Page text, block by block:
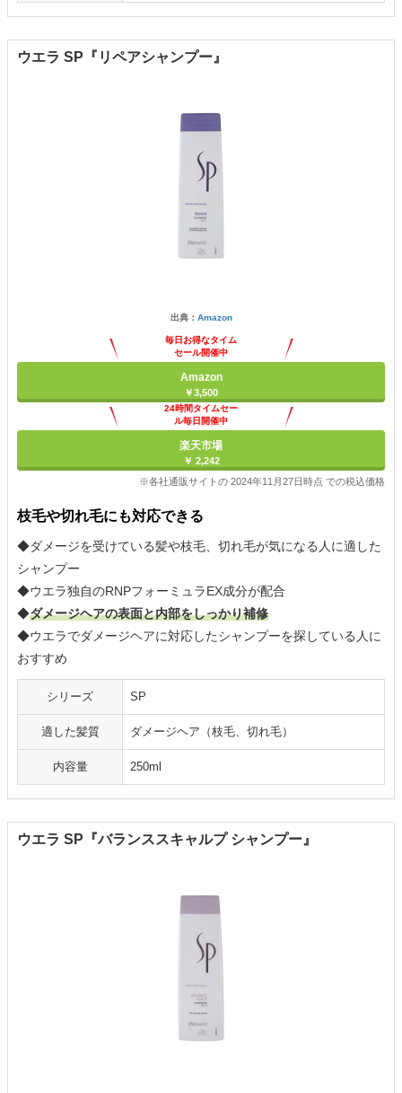
ウエラ SP『リペアシャンプー』
出典： Amazon
毎日お得なタイム
セール開催中
Amazon
￥3,500
24時間タイムセー
ル毎日開催中
楽天市場
￥ 2,242
※各社通販サイトの 2024年11月27日時点 での税込価格
枝毛や切れ毛にも対応できる
◆ダメージを受けている髪や枝毛、切れ毛が気になる人に適した
シャンプー
◆ウエラ独自のRNPフォーミュラEX成分が配合
◆ダメージヘアの表面と内部をしっかり補修
◆ウエラでダメージヘアに対応したシャンプーを探している人に
おすすめ
シリーズ SP
適した髪質 ダメージヘア（枝毛、切れ毛）
内容量 250ml
ウエラ SP『バランススキャルプ シャンプー』